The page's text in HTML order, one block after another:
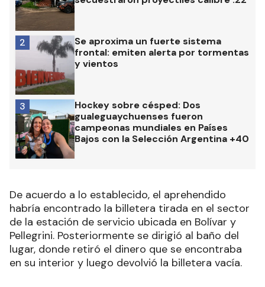
Se aproxima un fuerte sistema
frontal: emiten alerta por tormentas
y vientos
2
Hockey sobre césped: Dos
gualeguaychuenses fueron
campeonas mundiales en Países
Bajos con la Selección Argentina +40
3
De acuerdo a lo establecido, el aprehendido
habría encontrado la billetera tirada en el sector
de la estación de servicio ubicada en Bolívar y
Pellegrini. Posteriormente se dirigió al baño del
lugar, donde retiró el dinero que se encontraba
en su interior y luego devolvió la billetera vacía.